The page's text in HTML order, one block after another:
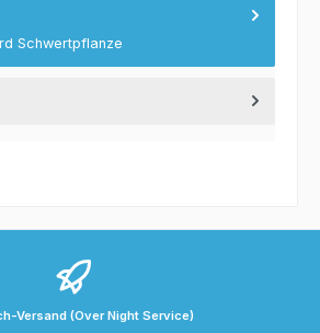
Schwertpflanze
Versand (Over Night Service)